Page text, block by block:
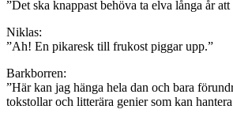
”Det ska knappast behöva ta elva långa år
Niklas:
”Ah! En pikaresk till frukost piggar upp.”
Barkborren:
”Här kan jag hänga hela dan och bara
tokstollar och litterära genier som kan